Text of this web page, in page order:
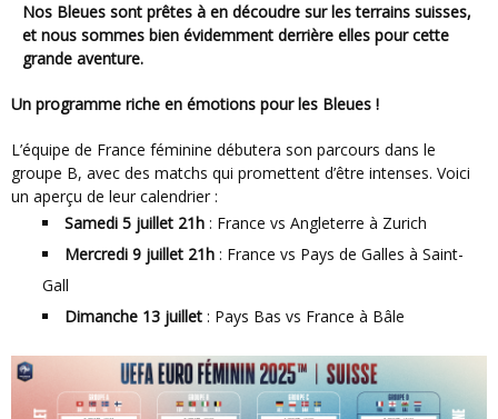
Nos Bleues sont prêtes à en découdre sur les terrains suisses,
et nous sommes bien évidemment derrière elles pour cette
grande aventure.
Un programme riche en émotions pour les Bleues !
L’équipe de France féminine débutera son parcours dans le
groupe B, avec des matchs qui promettent d’être intenses. Voici
un aperçu de leur calendrier :
Samedi 5 juillet 21h : France vs Angleterre à Zurich
Mercredi 9 juillet 21h : France vs Pays de Galles à Saint-
Gall
Dimanche 13 juillet : Pays Bas vs France à Bâle